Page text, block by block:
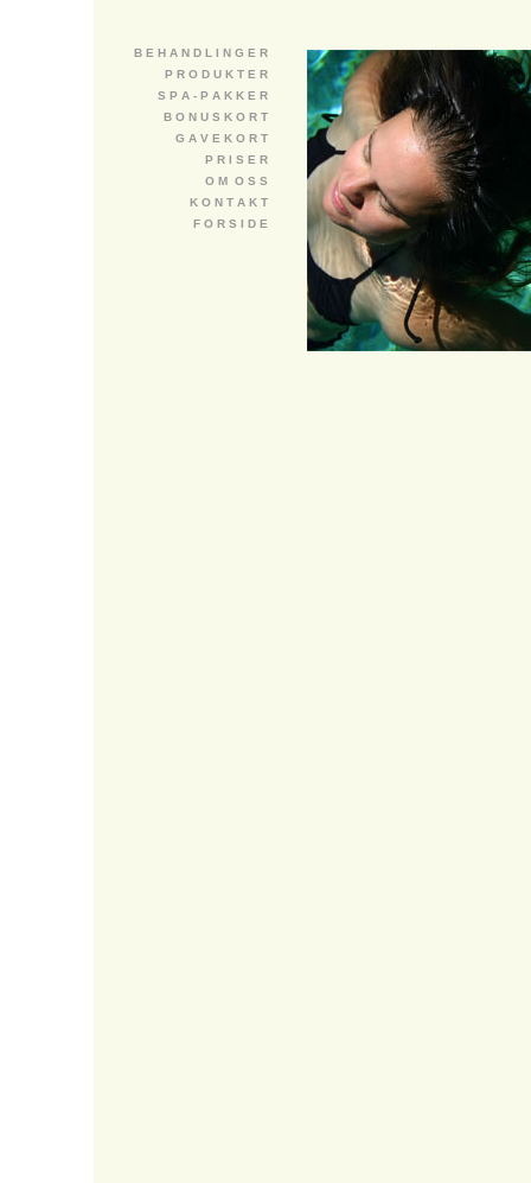
B E H A N D L I N G E R
P R O D U K T E R
S P A - P A K K E R
B O N U S K O R T
G A V E K O R T
P R I S E R
O M O S S
K O N T A K T
F O R S I D E